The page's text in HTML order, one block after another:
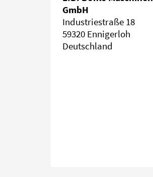
GmbH
Industriestraße 18
59320 Ennigerloh
Deutschland